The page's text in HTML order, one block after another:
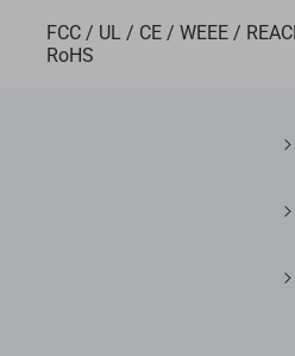
FCC / UL / CE / WEEE /
RoHS